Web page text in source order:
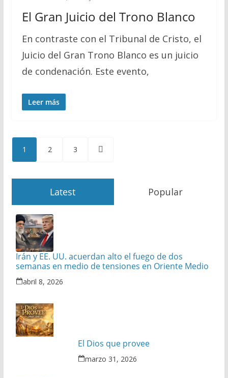
El Gran Juicio del Trono Blanco
En contraste con el Tribunal de Cristo, el
Juicio del Gran Trono Blanco es un juicio
de condenación. Este evento,
Leer más
Paginación
de
entradas
1 2 3
Latest Popular
Irán y EE. UU. acuerdan alto el fuego de dos
semanas en medio de tensiones en Oriente Medio
abril 8, 2026
El Dios que provee
marzo 31, 2026